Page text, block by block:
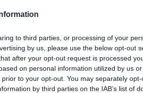
to third parties, or processing of your
by us, please use the below opt-out
after your opt-out request is processed
on personal information utilized by us
to your opt-out. You may separately
by third parties on the IAB’s list of
Delon, situé en Suisse.
où Alain Delon réside selon le
du tribunal avant qu’il ne